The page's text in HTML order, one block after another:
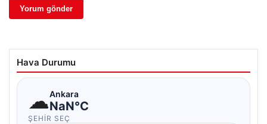
Hava Durumu
☁Ankara
NaN°C
ŞEHIR SEÇ